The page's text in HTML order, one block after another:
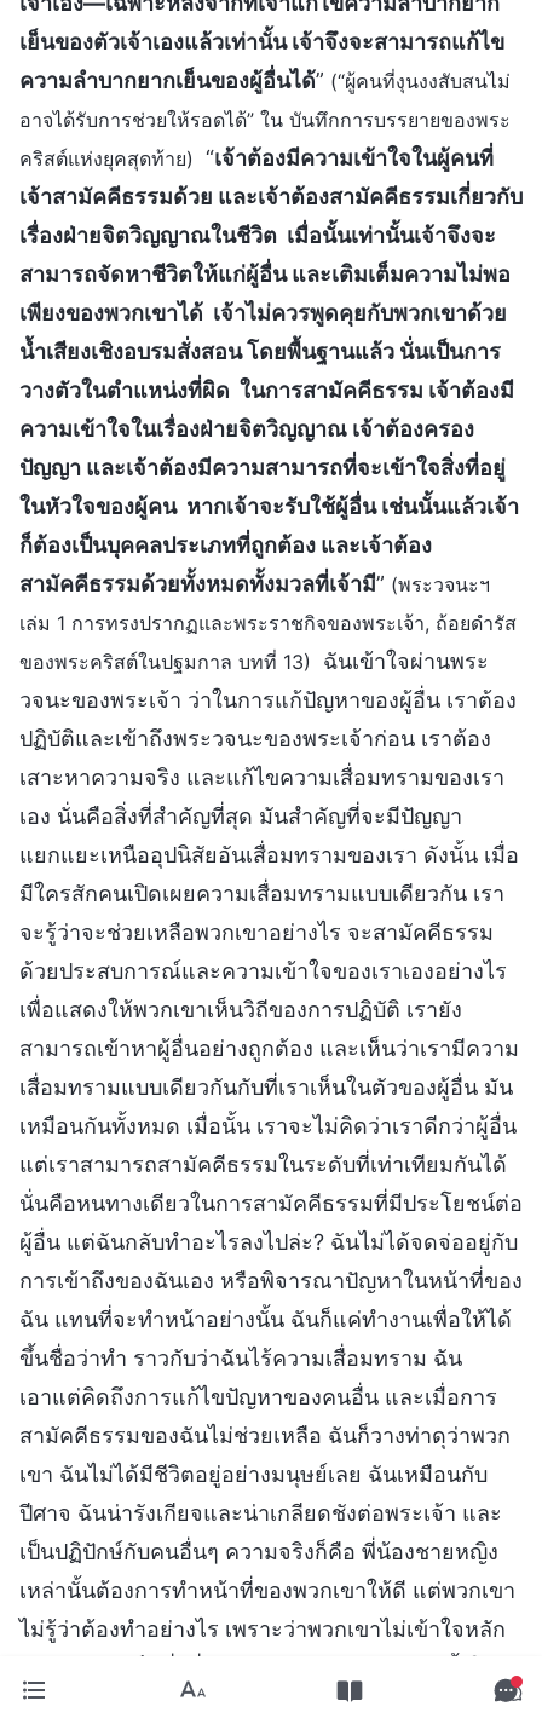
เย็นของตัวเจ้าเองแล้วเท่านั้น เจ้าจึงจะสามารถแก้ไข
ความลำบากยากเย็นของผู้อื่นได้” (“ผู้คนที่งุนงงสับสนไม่
อาจได้รับการช่วยให้รอดได้” ใน บันทึกการบรรยายของพระ
คริสต์แห่งยุคสุดท้าย) “เจ้าต้องมีความเข้าใจในผู้คนที่
เจ้าสามัคคีธรรมด้วย และเจ้าต้องสามัคคีธรรมเกี่ยวกับ
เรื่องฝ่ายจิตวิญญาณในชีวิต เมื่อนั้นเท่านั้นเจ้าจึงจะ
สามารถจัดหาชีวิตให้แก่ผู้อื่น และเติมเต็มความไม่พอ
เพียงของพวกเขาได้ เจ้าไม่ควรพูดคุยกับพวกเขาด้วย
น้ำเสียงเชิงอบรมสั่งสอน โดยพื้นฐานแล้ว นั่นเป็นการ
วางตัวในตำแหน่งที่ผิด ในการสามัคคีธรรม เจ้าต้องมี
ความเข้าใจในเรื่องฝ่ายจิตวิญญาณ เจ้าต้องครอง
ปัญญา และเจ้าต้องมีความสามารถที่จะเข้าใจสิ่งที่อยู่
ในหัวใจของผู้คน หากเจ้าจะรับใช้ผู้อื่น เช่นนั้นแล้วเจ้า
ก็ต้องเป็นบุคคลประเภทที่ถูกต้อง และเจ้าต้อง
สามัคคีธรรมด้วยทั้งหมดทั้งมวลที่เจ้ามี” (พระวจนะฯ
เล่ม 1 การทรงปรากฏและพระราชกิจของพระเจ้า, ถ้อยดำรัส
ของพระคริสต์ในปฐมกาล บทที่ 13)
ฉันเข้าใจผ่านพระ
วจนะของพระเจ้า ว่าในการแก้ปัญหาของผู้อื่น เราต้อง
ปฏิบัติและเข้าถึงพระวจนะของพระเจ้าก่อน เราต้อง
เสาะหาความจริง และแก้ไขความเสื่อมทรามของเรา
เอง นั่นคือสิ่งที่สำคัญที่สุด มันสำคัญที่จะมีปัญญา
แยกแยะเหนืออุปนิสัยอันเสื่อมทรามของเรา ดังนั้น เมื่อ
มีใครสักคนเปิดเผยความเสื่อมทรามแบบเดียวกัน เรา
จะรู้ว่าจะช่วยเหลือพวกเขาอย่างไร จะสามัคคีธรรม
ด้วยประสบการณ์และความเข้าใจของเราเองอย่างไร
เพื่อแสดงให้พวกเขาเห็นวิถีของการปฏิบัติ เรายัง
สามารถเข้าหาผู้อื่นอย่างถูกต้อง และเห็นว่าเรามีความ
เสื่อมทรามแบบเดียวกันกับที่เราเห็นในตัวของผู้อื่น มัน
เหมือนกันทั้งหมด เมื่อนั้น เราจะไม่คิดว่าเราดีกว่าผู้อื่น
แต่เราสามารถสามัคคีธรรมในระดับที่เท่าเทียมกันได้
นั่นคือหนทางเดียวในการสามัคคีธรรมที่มีประโยชน์ต่อ
ผู้อื่น แต่ฉันกลับทำอะไรลงไปล่ะ? ฉันไม่ได้จดจ่ออยู่กับ
การเข้าถึงของฉันเอง หรือพิจารณาปัญหาในหน้าที่ของ
ฉัน แทนที่จะทำหน้าอย่างนั้น ฉันก็แค่ทำงานเพื่อให้ได้
ขึ้นชื่อว่าทำ ราวกับว่าฉันไร้ความเสื่อมทราม ฉัน
เอาแต่คิดถึงการแก้ไขปัญหาของคนอื่น และเมื่อการ
สามัคคีธรรมของฉันไม่ช่วยเหลือ ฉันก็วางท่าดุว่าพวก
เขา ฉันไม่ได้มีชีวิตอยู่อย่างมนุษย์เลย ฉันเหมือนกับ
ปีศาจ ฉันน่ารังเกียจและน่าเกลียดชังต่อพระเจ้า และ
เป็นปฏิปักษ์กับคนอื่นๆ ความจริงก็คือ พี่น้องชายหญิง
เหล่านั้นต้องการทำหน้าที่ของพวกเขาให้ดี แต่พวกเขา
ไม่รู้ว่าต้องทำอย่างไร เพราะว่าพวกเขาไม่เข้าใจหลัก
งานเกิดขึ้น เราก็ควรจะเข้าอกเข้าใจและให้อภัย ชี้นำ